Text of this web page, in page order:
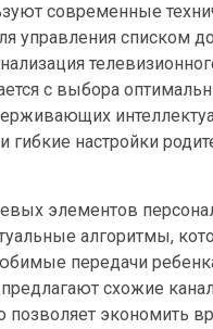
современные
управления списком
с выбора
гибкие настройки
элементов
алгоритмы,
передачи
схожие
позволяет экономить